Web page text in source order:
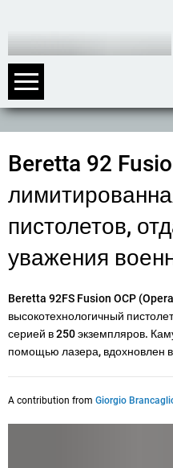
Beretta 92
пистолетов,
уважения
Beretta 92FS Fusion OCP
высокотехнологичный
серией в 250 экземпляров.
помощью лазера, вдохновлен
A contribution from Giorgio